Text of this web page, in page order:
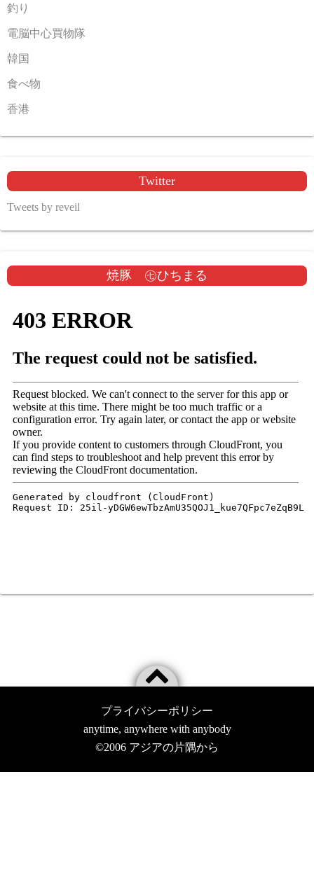
釣り
電脳中心買物隊
韓国
食べ物
香港
Twitter
Tweets by reveil
焼豚 ㊆ひちまる
プライバシーポリシー
anytime, anywhere with anybody
©2006 アジアの片隅から